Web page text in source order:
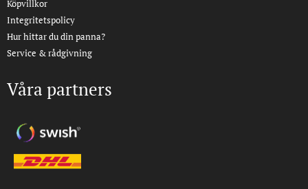
Köpvillkor
Integritetspolicy
Hur hittar du din panna?
Service & rådgivning
Våra partners